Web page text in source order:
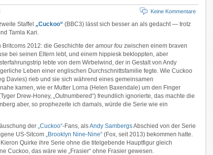
Keine Kommentare
Staffel „Cuckoo“ (BBC3) lässt sich besser an als gedacht — trotz
Tamla Kari.
2012: die Geschichte der amour fou zwischen einem braven
bei seinen Eltern lebt, und einem hippiesk bekloppten, aber
lebte von dem Wirbelwind, der in Gestalt von Andy
Leben einer englischen Durchschnittsfamilie fegte. Wie Cuckoo
Davies) rieb und sie sich während eines gemeinsamen
kamen, wie er Mutter Lorna (Helen Baxendale) um den Finger
Drew-Honey, „Outnumbered“) freundlich ignorierte, das machte die
aber, so prophezeite ich damals, würde die Serie wie ein
der „Cuckoo“-Fans, alsAndy SambergsAbschied von der Serie
US-Sitcom „Brooklyn Nine-Nine“ (Fox, seit 2013) bekommen hatte.
Quirke ihre Serie ohne die titelgebende Hauptfigur gleich
Cuckoo, das wäre wie „Frasier“ ohne Frasier gewesen.